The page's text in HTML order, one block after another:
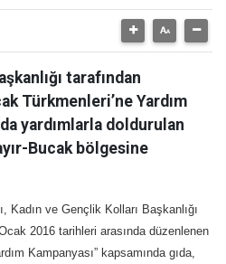
tarafından
Türkmenleri’ne Yardım
yardımlarla doldurulan
Bucak bölgesine
Kadın ve Gençlik Kolları Başkanlığı
2016 tarihleri arasında düzenlenen
Kampanyası” kapsamında gıda,